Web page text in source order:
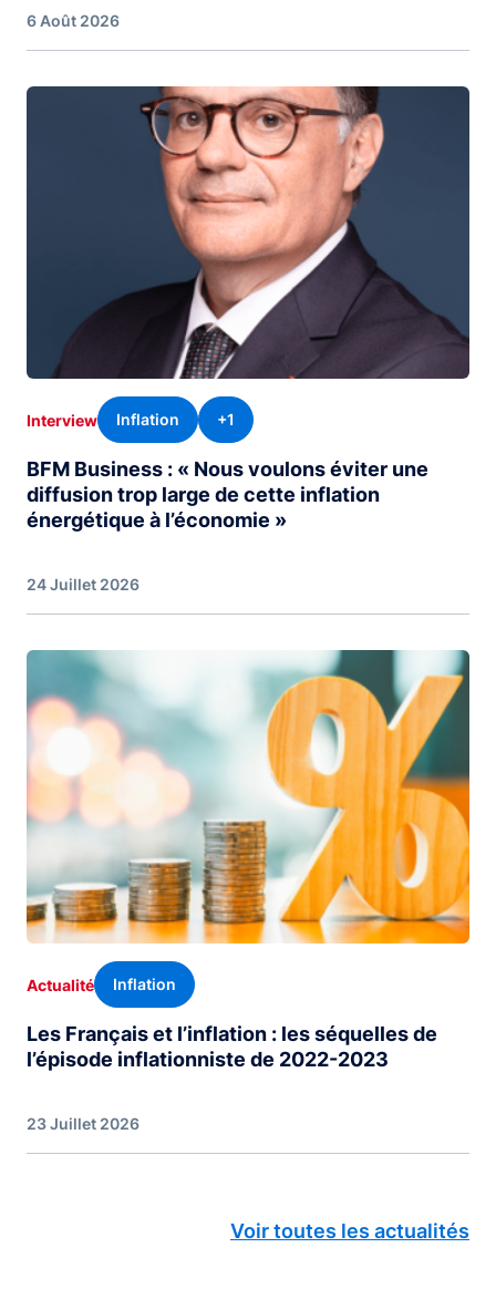
6 Août 2026
Image
Interview Inflation +1
BFM Business : « Nous voulons éviter une
diffusion trop large de cette inflation
énergétique à l’économie »
24 Juillet 2026
Image
Actualité Inflation
Les Français et l’inflation : les séquelles de
l’épisode inflationniste de 2022-2023
23 Juillet 2026
Voir toutes les actualités